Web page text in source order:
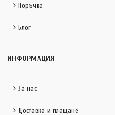
Поръчка
Блог
ИНФОРМАЦИЯ
За нас
Доставка и плащане